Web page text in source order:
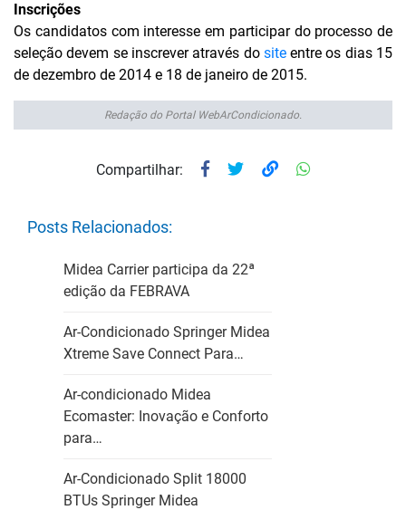
Inscrições
Os candidatos com interesse em participar do processo de
seleção devem se inscrever através do siteentre os dias 15
de dezembro de 2014 e 18 de janeiro de 2015.
Redação do Portal WebArCondicionado.
Compartilhar:
Posts Relacionados:
Midea Carrier participa da 22ª
edição da FEBRAVA
Ar-Condicionado Springer Midea
Xtreme Save Connect Para…
Ar-condicionado Midea
Ecomaster: Inovação e Conforto
para…
Ar-Condicionado Split 18000
BTUs Springer Midea